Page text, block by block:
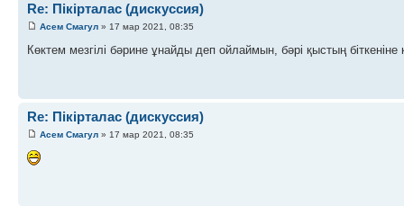
Re: Пікірталас (дискуссия)
Асем Смагул » 17 мар 2021, 08:35
Көктем мезгілі бәрине ұнайды деп ойлаймын, бәрі қыстың біткеніне
Re: Пікірталас (дискуссия)
Асем Смагул » 17 мар 2021, 08:35